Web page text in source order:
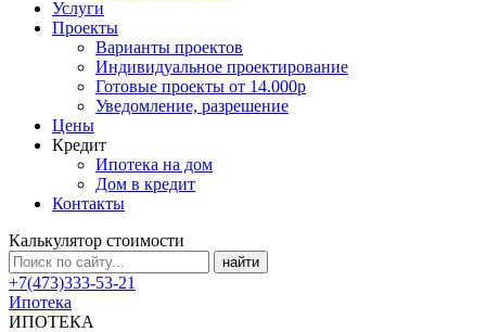
Услуги
Проекты
Варианты проектов
Индивидуальное проектирование
Готовые проекты от 14.000р
Уведомление, разрешение
Цены
Кредит
Ипотека на дом
Дом в кредит
Контакты
Калькулятор стоимости
+7(473)333-53-21
Ипотека
ИПОТЕКА